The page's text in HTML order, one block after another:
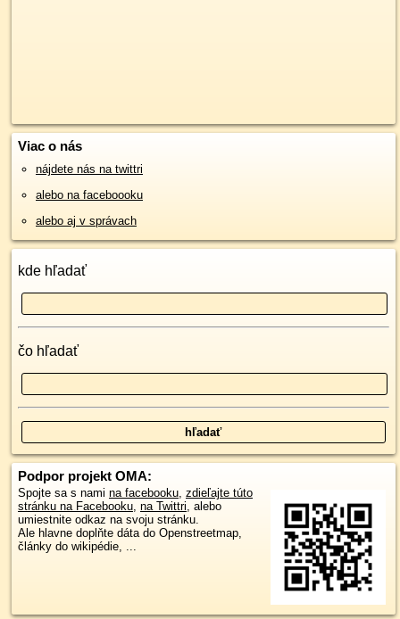
Viac o nás
nájdete nás na twittri
alebo na faceboooku
alebo aj v správach
kde hľadať
čo hľadať
Podpor projekt OMA:
Spojte sa s nami na facebooku, zdieľajte túto
stránku na Facebooku, na Twittri, alebo
umiestnite odkaz na svoju stránku.
Ale hlavne doplňte dáta do Openstreetmap,
články do wikipédie, ...